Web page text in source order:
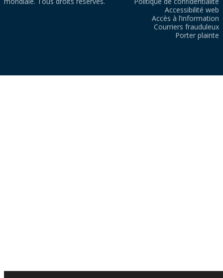
Accessibilité web
Accès à l’information
Courriers frauduleux
Porter plainte